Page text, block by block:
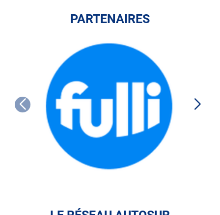
PARTENAIRES